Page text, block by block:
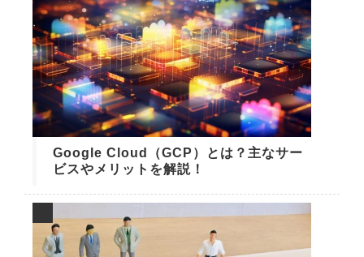
Google Cloud（GCP）とは？主なサー
ビスやメリットを解説！